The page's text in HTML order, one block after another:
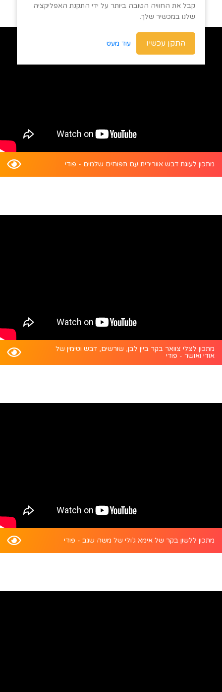
מתכון לעוגת דבש אוורירית עם תפוחים שלמים - פודי
מתכון לצלי צוואר בקר ביין לבן, שורשים, דבש וטימין של
אודי ואושר - פודי
מתכון ללשון בקר של אימא ג’ולי של משה שגב - פודי
קבל את החוויה הטובה ביותר על ידי התקנת האפליקציה
שלנו במכשיר שלך.
התקן עכשיו עוד מעט